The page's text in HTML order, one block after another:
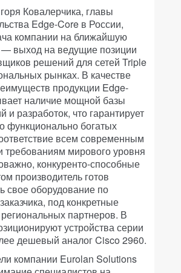
Ковалерчика, главы
Edge-Core в России,
компании на ближайшую
— выход на ведущие позиции
решений для сетей Triple
рынках. В качестве
продукции Edge-
наличие мощной базы
и разработок, что гарантирует
функционально богатых
всем современным
требованиям мирового уровня
конкуренто-способные
производитель готов
свое оборудование по
под конкретные
партнеров. В
устройства серии
дешевый аналог Cisco 2960.
компании Eurolan Solutions